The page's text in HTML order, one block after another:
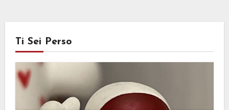
Ti Sei Perso